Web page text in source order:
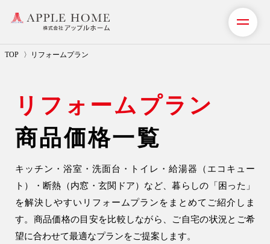
TOP リフォームプラン
リフォームプラン
商品価格一覧
キッチン・浴室・洗面台・トイレ・給湯器（エコキュー
ト）・断熱（内窓・玄関ドア）など、暮らしの「困った」
を解決しやすいリフォームプランをまとめてご紹介しま
す。 商品価格の目安を比較しながら、ご自宅の状況とご希
望に合わせて最適なプランをご提案します。
事業紹介（注文住宅）
住宅事業
注文住宅の流れ
アフターメンテナンス
安心保証制度